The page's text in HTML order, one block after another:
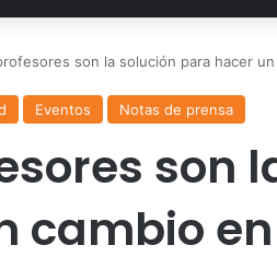
son la solución para hacer
Eventos Notas de prensa
son
cambio